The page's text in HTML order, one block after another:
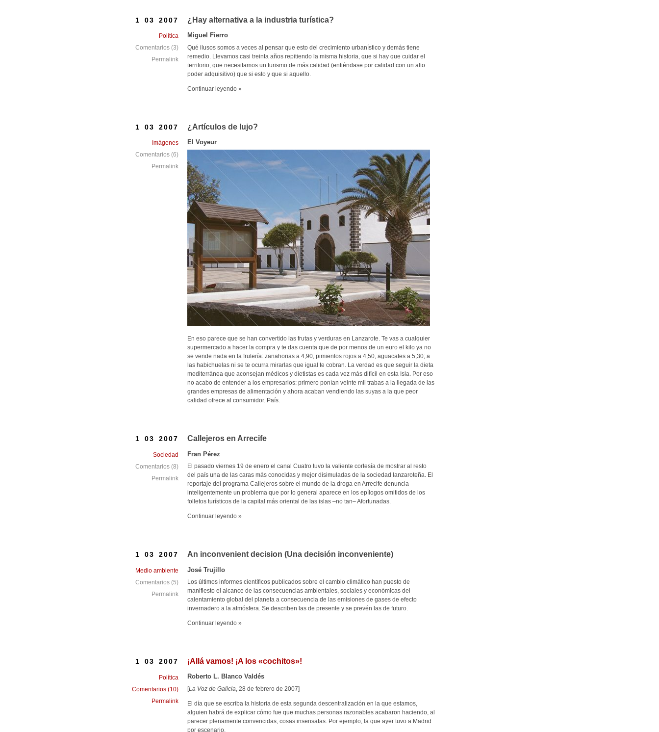
¿Hay alternativa a la industria turística?
Miguel Fierro
Qué ilusos somos a veces al pensar que esto del crecimiento urbanístico y demás tiene
remedio. Llevamos casi treinta años repitiendo la misma historia, que si hay que cuidar el
territorio, que necesitamos un turismo de más calidad (entiéndase por calidad con un alto
poder adquisitivo) que si esto y que si aquello.
Continuar leyendo »
1 03 2007
Política
Comentarios (3)
Permalink
¿Artículos de lujo?
El Voyeur
En eso parece que se han convertido las frutas y verduras en Lanzarote. Te vas a cualquier
supermercado a hacer la compra y te das cuenta que de por menos de un euro el kilo ya no
se vende nada en la frutería: zanahorias a 4,90, pimientos rojos a 4,50, aguacates a 5,30; a
las habichuelas ni se te ocurra mirarlas que igual te cobran. La verdad es que seguir la dieta
mediterránea que aconsejan médicos y dietistas es cada vez más difícil en esta Isla. Por eso
no acabo de entender a los empresarios: primero ponían veinte mil trabas a la llegada de las
grandes empresas de alimentación y ahora acaban vendiendo las suyas a la que peor
calidad ofrece al consumidor. País.
1 03 2007
Imágenes
Comentarios (6)
Permalink
Callejeros en Arrecife
Fran Pérez
El pasado viernes 19 de enero el canal Cuatro tuvo la valiente cortesía de mostrar al resto
del país una de las caras más conocidas y mejor disimuladas de la sociedad lanzaroteña. El
reportaje del programa Callejeros sobre el mundo de la droga en Arrecife denuncia
inteligentemente un problema que por lo general aparece en los epílogos omitidos de los
folletos turísticos de la capital más oriental de las islas –no tan– Afortunadas.
Continuar leyendo »
1 03 2007
Sociedad
Comentarios (8)
Permalink
An inconvenient decision (Una decisión inconveniente)
José Trujillo
Los últimos informes científicos publicados sobre el cambio climático han puesto de
manifiesto el alcance de las consecuencias ambientales, sociales y económicas del
calentamiento global del planeta a consecuencia de las emisiones de gases de efecto
invernadero a la atmósfera. Se describen las de presente y se prevén las de futuro.
Continuar leyendo »
1 03 2007
Medio ambiente
Comentarios (5)
Permalink
¡Allá vamos! ¡A los «cochitos»!
Roberto L. Blanco Valdés
[La Voz de Galicia, 28 de febrero de 2007]
El día que se escriba la historia de esta segunda descentralización en la que estamos,
alguien habrá de explicar cómo fue que muchas personas razonables acabaron haciendo, al
parecer plenamente convencidas, cosas insensatas. Por ejemplo, la que ayer tuvo a Madrid
por escenario.
1 03 2007
Política
Comentarios (10)
Permalink